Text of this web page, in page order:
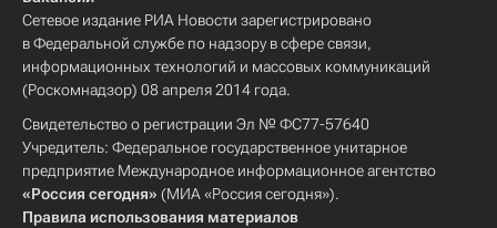
Сетевое издание РИА Новости зарегистрировано
в Федеральной службе по надзору в сфере связи,
информационных технологий и массовых коммуникаций
(Роскомнадзор) 08 апреля 2014 года.
Свидетельство о регистрации Эл № ФС77-57640
Учредитель: Федеральное государственное унитарное
предприятие Международное информационное агентство
«Россия сегодня» (МИА «Россия сегодня»).
Правила использования материалов